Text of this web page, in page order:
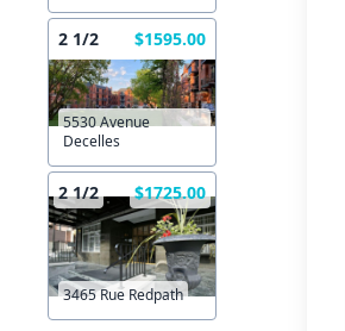
2 1/2 $1595.00
5530 Avenue
Decelles
2 1/2 $1725.00
3465 Rue Redpath